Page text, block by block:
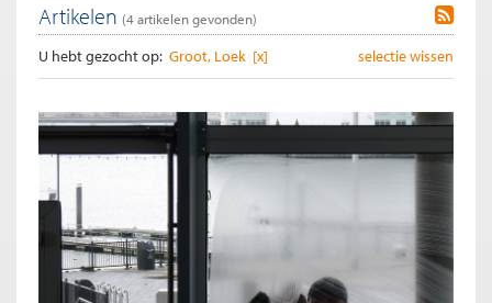
Artikelen (4artikelen gevonden)
U hebt gezocht op: selectie wissen
Groot, Loek [x]